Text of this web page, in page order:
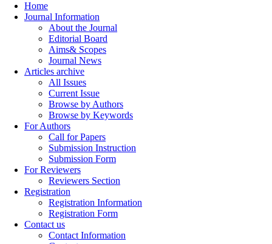
Home
Journal Information
About the Journal
Editorial Board
Aims& Scopes
Journal News
Articles archive
All Issues
Current Issue
Browse by Authors
Browse by Keywords
For Authors
Call for Papers
Submission Instruction
Submission Form
For Reviewers
Reviewers Section
Registration
Registration Information
Registration Form
Contact us
Contact Information